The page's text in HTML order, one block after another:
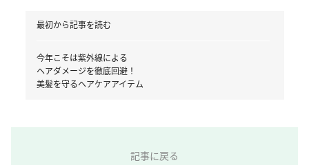
最初から記事を読む
今年こそは紫外線による
ヘアダメージを徹底回避！
美髪を守るヘアケアアイテム
記事に戻る